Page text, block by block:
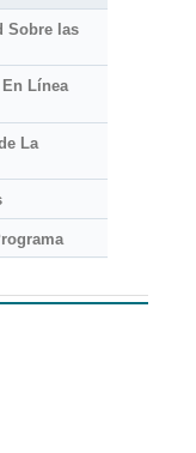
Sobre las
Línea
La